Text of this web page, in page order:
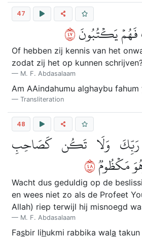
47
فَهُمۡ يَكۡتُبُونَ٧٤
Of hebben zij kennis van het
zodat zij het op kunnen
M. F. Abdasalaam
Am AAindahumu alghaybu
Transliteration
48
وَلَا تَكُن كَصَاحِبِ
مَكۡظُومٞ٨٤
Wacht dus geduldig op de
en wees niet zo als de Profeet
Allah) riep terwijl hij misnoegd
M. F. Abdasalaam
Fasbir lihukmi rabbika wala takun